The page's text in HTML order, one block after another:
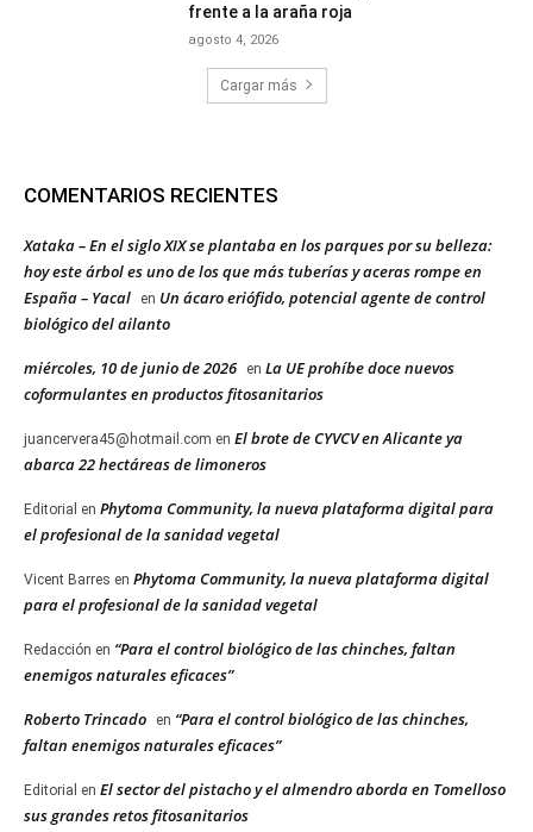
frente a la araña roja
agosto 4, 2026
Cargar más
COMENTARIOS RECIENTES
Xataka – En el siglo XIX se plantaba en los parques por su belleza:
hoy este árbol es uno de los que más tuberías y aceras rompe en
España – Yacal
en Un ácaro eriófido, potencial agente de control
biológico del ailanto
miércoles, 10 de junio de 2026 en La UE prohíbe doce nuevos
coformulantes en productos fitosanitarios
juancervera45@hotmail.com en El brote de CYVCV en Alicante ya
abarca 22 hectáreas de limoneros
Editorial en Phytoma Community, la nueva plataforma digital para
el profesional de la sanidad vegetal
Vicent Barres en Phytoma Community, la nueva plataforma digital
para el profesional de la sanidad vegetal
Redacción en “Para el control biológico de las chinches, faltan
enemigos naturales eficaces”
Roberto Trincado en “Para el control biológico de las chinches,
faltan enemigos naturales eficaces”
Editorial en El sector del pistacho y el almendro aborda en Tomelloso
sus grandes retos fitosanitarios